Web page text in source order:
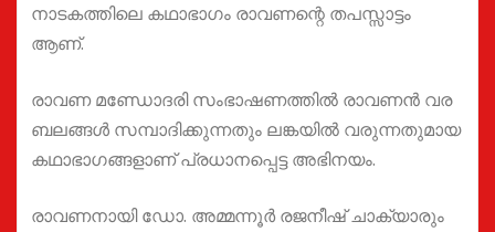
നാടകത്തിലെ കഥാഭാഗം രാവണന്റെ തപസ്സാട്ടം
ആണ്.
രാവണ മണ്ഡോദരി സംഭാഷണത്തിൽ രാവണൻ വര
ബലങ്ങൾ സമ്പാദിക്കുന്നതും ലങ്കയിൽ വരുന്നതുമായ
കഥാഭാഗങ്ങളാണ് പ്രധാനപ്പെട്ട അഭിനയം.
രാവണനായി ഡോ. അമ്മന്നൂർ രജനീഷ് ചാക്യാരും